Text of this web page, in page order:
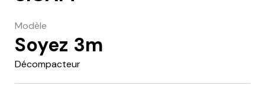
Modèle
Soyez 3m
Décompacteur